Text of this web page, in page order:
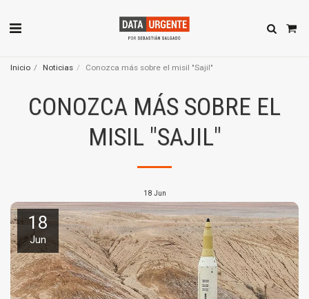
Inicio Noticias Conozca más sobre el misil "Sajil"
CONOZCA MÁS SOBRE EL
MISIL "SAJIL"
18 Jun
18
Jun